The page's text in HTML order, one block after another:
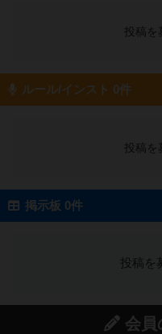
投稿を
ルール/インスト 0件
投稿を
掲示板 0件
投稿を
会員